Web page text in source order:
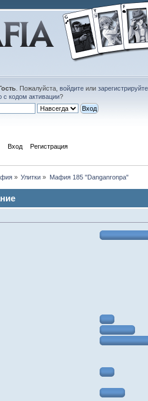
. Пожалуйста, войдитеили
с кодом активации?
Вход Регистрация
» Улитки » Мафия 185 "Danganronpa"